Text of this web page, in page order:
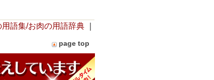
用語集/お肉の用語辞典
page top